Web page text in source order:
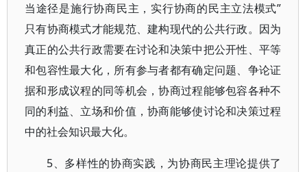
当途径是施行协商民主，实行协商的民主立法模式”
只有协商模式才能规范、建构现代的公共行政。因为
真正的公共行政需要在讨论和决策中把公开性、平等
和包容性最大化，所有参与者都有确定问题、争论证
据和形成议程的同等机会，协商过程能够包容各种不
同的利益、立场和价值，协商能够使讨论和决策过程
中的社会知识最大化。
5、多样性的协商实践，为协商民主理论提供了